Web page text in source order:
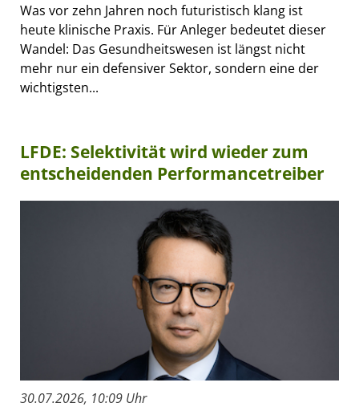
Was vor zehn Jahren noch futuristisch klang ist
heute klinische Praxis. Für Anleger bedeutet dieser
Wandel: Das Gesundheitswesen ist längst nicht
mehr nur ein defensiver Sektor, sondern eine der
wichtigsten...
LFDE: Selektivität wird wieder zum
entscheidenden Performancetreiber
30.07.2026, 10:09 Uhr